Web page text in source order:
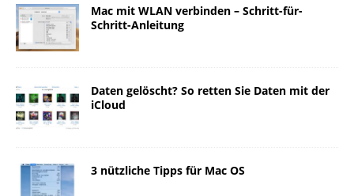
Mac mit WLAN verbinden – Schritt-für-
Schritt-Anleitung
Daten gelöscht? So retten Sie Daten mit der
iCloud
3 nützliche Tipps für Mac OS